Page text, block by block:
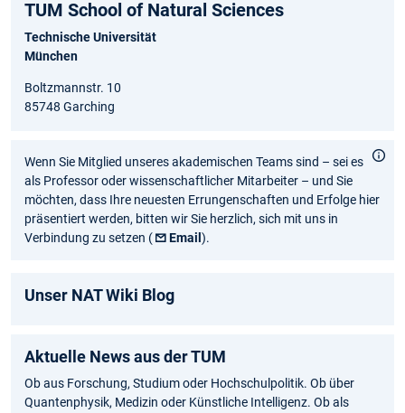
TUM School of Natural Sciences
Technische Universität
München
Boltzmannstr. 10
85748 Garching
Wenn Sie Mitglied unseres akademischen Teams sind – sei es
als Professor oder wissenschaftlicher Mitarbeiter – und Sie
möchten, dass Ihre neuesten Errungenschaften und Erfolge hier
präsentiert werden, bitten wir Sie herzlich, sich mit uns in
Verbindung zu setzen (
Email).
Unser NAT Wiki Blog
Aktuelle News aus der TUM
Ob aus Forschung, Studium oder Hochschulpolitik. Ob über
Quantenphysik, Medizin oder Künstliche Intelligenz. Ob als